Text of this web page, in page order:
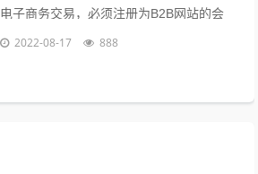
电子商务交易，必须注册为B2B网站的会
员，每年要交纳一定的会员费，才能享受网
2022-08-17 888